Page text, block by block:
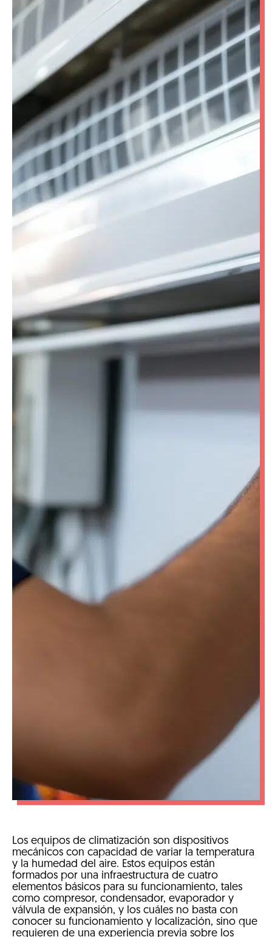
Los equipos de climatización son dispositivos
mecánicos con capacidad de variar la temperatura
y la humedad del aire. Estos equipos están
formados por una infraestructura de cuatro
elementos básicos para su funcionamiento, tales
como compresor, condensador, evaporador y
válvula de expansión, y los cuáles no basta con
conocer su funcionamiento y localización, sino que
requieren de una experiencia previa sobre los